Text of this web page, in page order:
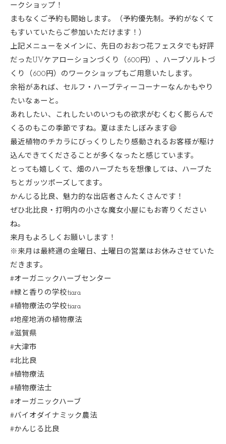
ークショップ！
まもなくご予約も開始します。（予約優先制。予約がなくて
もすいていたらご参加いただけます！）
上記メニューをメインに、先日のおおつ花フェスタでも好評
だったUVケアローションづくり（600円）、ハーブソルトづ
くり（600円）のワークショップもご用意いたします。
余裕があれば、セルフ・ハーブティーコーナーなんかもやり
たいなぁーと。
あれしたい、これしたいのいつもの欲求がむくむく膨らんで
くるのもこの季節ですね。夏はまたしぼみます😆
最近植物のチカラにびっくりしたり感動されるお客様が駆け
込んできてくださることが多くなったと感じています。
とっても嬉しくて、畑のハーブたちを想像しては、ハーブた
ちとガッツポーズしてます。
かんじる比良、魅力的な出店者さんたくさんです！
ぜひ北比良・打明内の小さな魔女小屋にもお寄りください
ね。
来月もよろしくお願いします！
※来月は最終週の金曜日、土曜日の営業はお休みさせていた
だきます。
#オーガニックハーブセンター
#緑と香りの学校tiara
#植物療法の学校tiara
#地産地消の植物療法
#滋賀県
#大津市
#北比良
#植物療法
#植物療法士
#オーガニックハーブ
#バイオダイナミック農法
#かんじる比良